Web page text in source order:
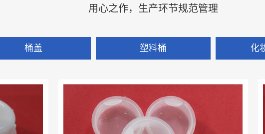
用心之作，生产环节规范管理
桶盖 塑料桶 化